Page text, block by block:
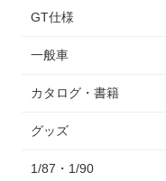
GT仕様
一般車
カタログ・書籍
グッズ
1/87・1/90